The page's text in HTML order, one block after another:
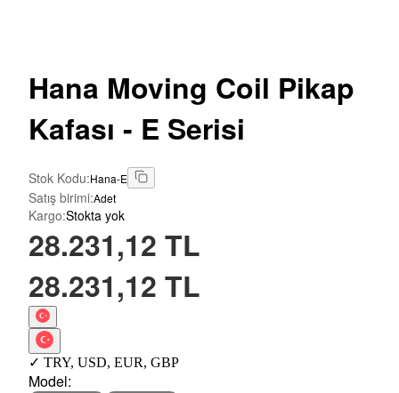
Hana Moving Coil Pikap
Kafası - E Serisi
Stok Kodu:Hana-E
Satış birimi:Adet
Kargo:Stokta yok
28.231,12 TL
28.231,12 TL
✓ TRY, USD, EUR, GBP
Model: